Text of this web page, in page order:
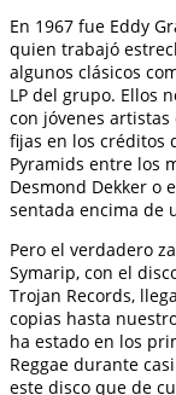
En 1967 fue Eddy
quien trabajó
algunos clásicos
LP del grupo. Ellos
con jóvenes
fijas en los créditos
Pyramids entre los
Desmond Dekker o
sentada encima de
Pero el verdadero
Symarip, con el
Trojan Records,
copias hasta
ha estado en los
Reggae durante
este disco que de